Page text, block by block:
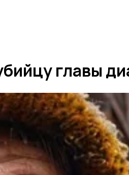
главы